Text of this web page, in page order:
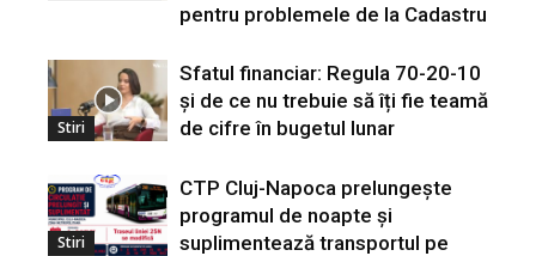
pentru problemele de la Cadastru
Stiri
Sfatul financiar: Regula 70-20-10
și de ce nu trebuie să îți fie teamă
de cifre în bugetul lunar
Stiri
CTP Cluj-Napoca prelungește
programul de noapte și
suplimentează transportul pe